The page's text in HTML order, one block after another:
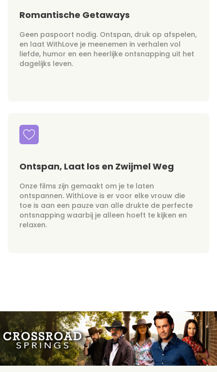
Romantische Getaways
Geen paspoort nodig. Ontspan, druk op afspelen,
en laat WithLove je meenemen in verhalen vol
liefde, humor en een heerlijke ontsnapping uit het
dagelijks leven.
Ontspan, Laat los en Zwijmel Weg
Onze films zijn gemaakt om je te laten
ontspannen. WithLove is er voor elke vrouw die
toe is aan een pauze van alle drukte de perfecte
ontsnapping waarbij je alleen hoeft te kijken en
relaxen.